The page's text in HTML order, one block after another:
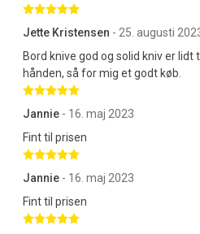
Betygsatt 5 av 5 stjärnor
Jette Kristensen - 25. augusti
Bord knive god og solid kniv er lidt
hånden, så for mig et godt køb.
Betygsatt 5 av 5 stjärnor
Jannie - 16. maj 2023
Fint til prisen
Betygsatt 5 av 5 stjärnor
Jannie - 16. maj 2023
Fint til prisen
Betygsatt 5 av 5 stjärnor